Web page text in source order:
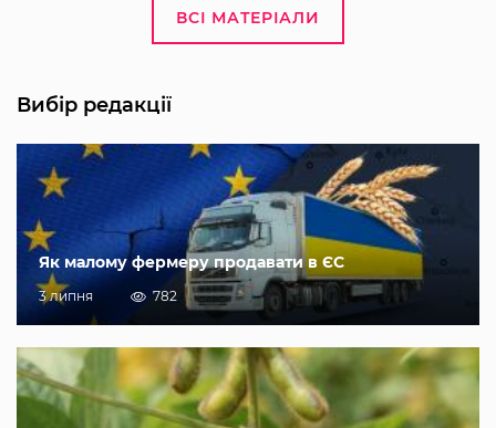
ВСІ МАТЕРІАЛИ
Вибір редакції
Як малому фермеру продавати в ЄС
3 липня 782